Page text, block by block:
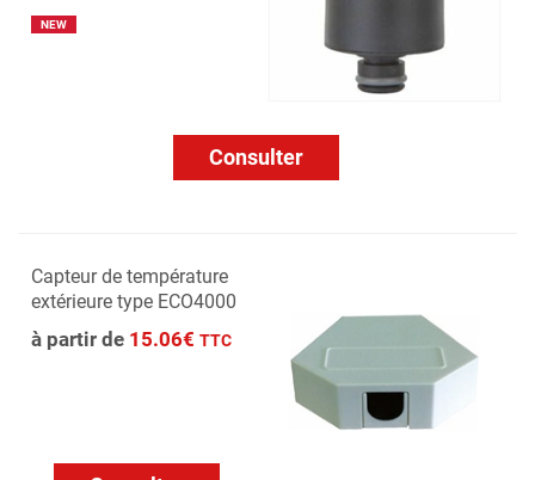
NEW
Consulter
Capteur de température
extérieure type ECO4000
à partir de 15.06€ TTC